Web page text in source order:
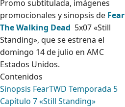
Promo subtitulada, imágenes
promocionales y sinopsis de Fear
The Walking Dead 5x07 «Still
Standing», que se estrena el
domingo 14 de julio en AMC
Estados Unidos.
Contenidos
Sinopsis FearTWD Temporada 5
Capítulo 7 «Still Standing»